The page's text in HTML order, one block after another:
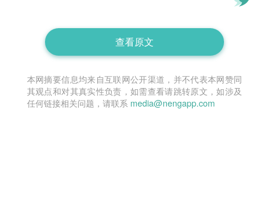
查看原文
本网摘要信息均来自互联网公开渠道，并不代表本网赞同
其观点和对其真实性负责，如需查看请跳转原文，如涉及
任何链接相关问题，请联系 media@nengapp.com